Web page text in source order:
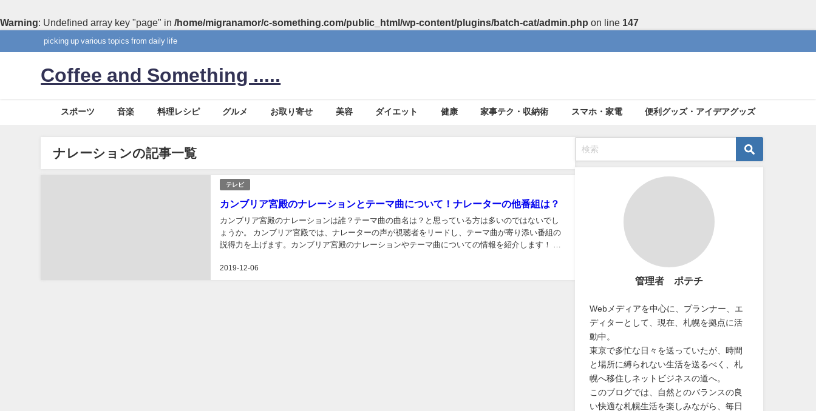
Warning: Undefined array key "page" in /home/migranamor/c-something.com/public_html/wp-content/plugins/batch-cat/admin.php on line 147
picking up various topics from daily life
Coffee and Something .....
スポーツ 音楽 料理レシピ グルメ お取り寄せ 美容 ダイエット 健康 家事テク・収納術 スマホ・家電 便利グッズ・アイデアグッズ
ナレーションの記事一覧
テレビ
カンブリア宮殿のナレーションとテーマ曲について！ナレーターの他番組は？
2019-12-06
カンブリア宮殿のナレーションは誰？テーマ曲の曲名は？と思っている方は多いのではないでし
ょうか。 カンブリア宮殿では、ナレーターの声が視聴者をリードし、テーマ曲が寄り添い番組の
説得力を上げます。カンブリア宮殿のナレーションやテーマ曲についての情報を紹介します！ カ
管理者 ポテチ
Webメディアを中心に、プランナー、エ
ディターとして、現在、札幌を拠点に活
動中。
東京で多忙な日々を送っていたが、時間
と場所に縛られない生活を送るべく、札
幌へ移住しネットビジネスの道へ。
このブログでは、自然とのバランスの良
い快適な札幌生活を楽しみながら、毎日